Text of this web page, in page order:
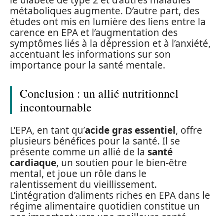
métaboliques augmente. D’autre part, des
études ont mis en lumière des liens entre la
carence en EPA et l’augmentation des
symptômes liés à la dépression et à l’anxiété,
accentuant les informations sur son
importance pour la santé mentale.
Conclusion : un allié nutritionnel
incontournable
L’EPA, en tant qu’acide gras essentiel, offre
plusieurs bénéfices pour la santé. Il se
présente comme un allié de la santé
cardiaque, un soutien pour le bien-être
mental, et joue un rôle dans le
ralentissement du vieillissement.
L’intégration d’aliments riches en EPA dans le
régime alimentaire quotidien constitue un